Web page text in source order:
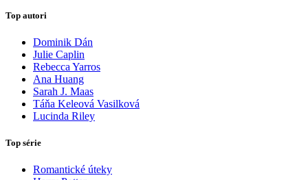
Top autori
Dominik Dán
Julie Caplin
Rebecca Yarros
Ana Huang
Sarah J. Maas
Táňa Keleová Vasilková
Lucinda Riley
Top série
Romantické úteky